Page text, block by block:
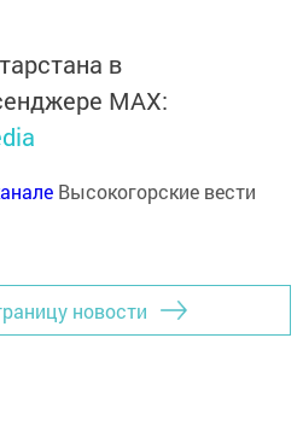
в
MАХ:
Высокогорские вести
новости